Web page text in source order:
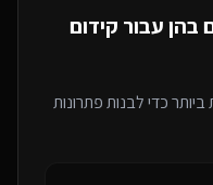
בהן עבור קידום
כדי לבנות פתרונות